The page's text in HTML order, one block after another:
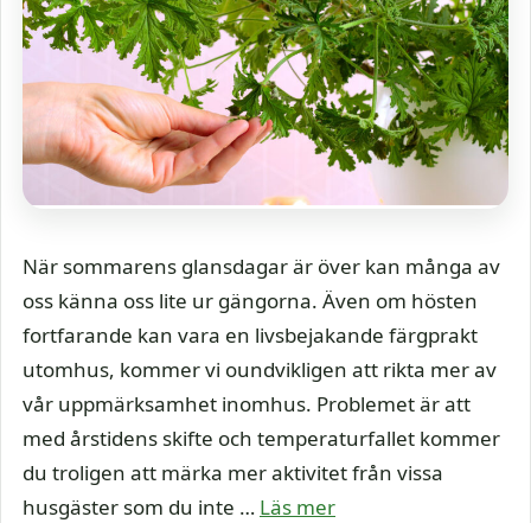
När sommarens glansdagar är över kan många av
oss känna oss lite ur gängorna. Även om hösten
fortfarande kan vara en livsbejakande färgprakt
utomhus, kommer vi oundvikligen att rikta mer av
vår uppmärksamhet inomhus. Problemet är att
med årstidens skifte och temperaturfallet kommer
du troligen att märka mer aktivitet från vissa
husgäster som du inte … Läs mer